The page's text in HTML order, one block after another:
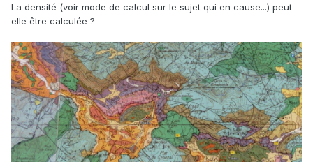
La densité (voir mode de calcul sur le sujet qui en cause...) peut
elle être calculée ?